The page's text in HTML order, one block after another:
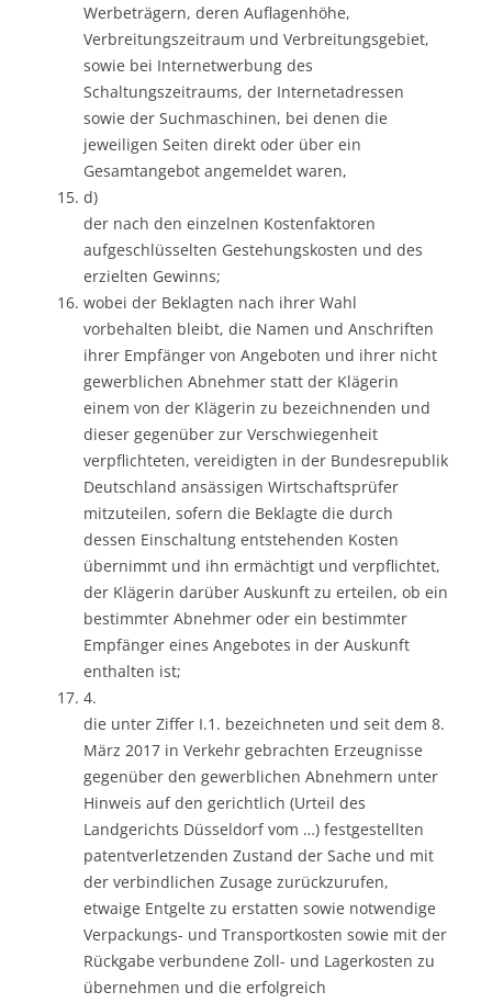
Werbeträgern, deren Auflagenhöhe,
Verbreitungszeitraum und Verbreitungsgebiet,
sowie bei Internetwerbung des
Schaltungszeitraums, der Internetadressen
sowie der Suchmaschinen, bei denen die
jeweiligen Seiten direkt oder über ein
Gesamtangebot angemeldet waren,
d)
der nach den einzelnen Kostenfaktoren
aufgeschlüsselten Gestehungskosten und des
erzielten Gewinns;
wobei der Beklagten nach ihrer Wahl
vorbehalten bleibt, die Namen und Anschriften
ihrer Empfänger von Angeboten und ihrer nicht
gewerblichen Abnehmer statt der Klägerin
einem von der Klägerin zu bezeichnenden und
dieser gegenüber zur Verschwiegenheit
verpflichteten, vereidigten in der Bundesrepublik
Deutschland ansässigen Wirtschaftsprüfer
mitzuteilen, sofern die Beklagte die durch
dessen Einschaltung entstehenden Kosten
übernimmt und ihn ermächtigt und verpflichtet,
der Klägerin darüber Auskunft zu erteilen, ob ein
bestimmter Abnehmer oder ein bestimmter
Empfänger eines Angebotes in der Auskunft
enthalten ist;
4.
die unter Ziffer I.1. bezeichneten und seit dem 8.
März 2017 in Verkehr gebrachten Erzeugnisse
gegenüber den gewerblichen Abnehmern unter
Hinweis auf den gerichtlich (Urteil des
Landgerichts Düsseldorf vom …) festgestellten
patentverletzenden Zustand der Sache und mit
der verbindlichen Zusage zurückzurufen,
etwaige Entgelte zu erstatten sowie notwendige
Verpackungs- und Transportkosten sowie mit der
Rückgabe verbundene Zoll- und Lagerkosten zu
übernehmen und die erfolgreich